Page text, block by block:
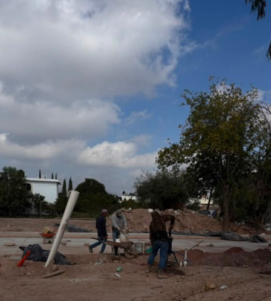
de los eventos de mayor relevancia y afluencia en
o que permitirá fortalecer la promoción turística y cultural
Por último, la presidenta concejal invitó a las y los
asistentes a visitar el stand de Villa de Pozos y conocer
la oferta que tiene el municipio, entre la que destacan su
gastronomía y sus tradiciones, como la emblemática
Procesión de los Cristos, una de las celebraciones que
forman parte de su identidad cultural.
También lee:
Villa de Pozos mantiene acciones por bailes